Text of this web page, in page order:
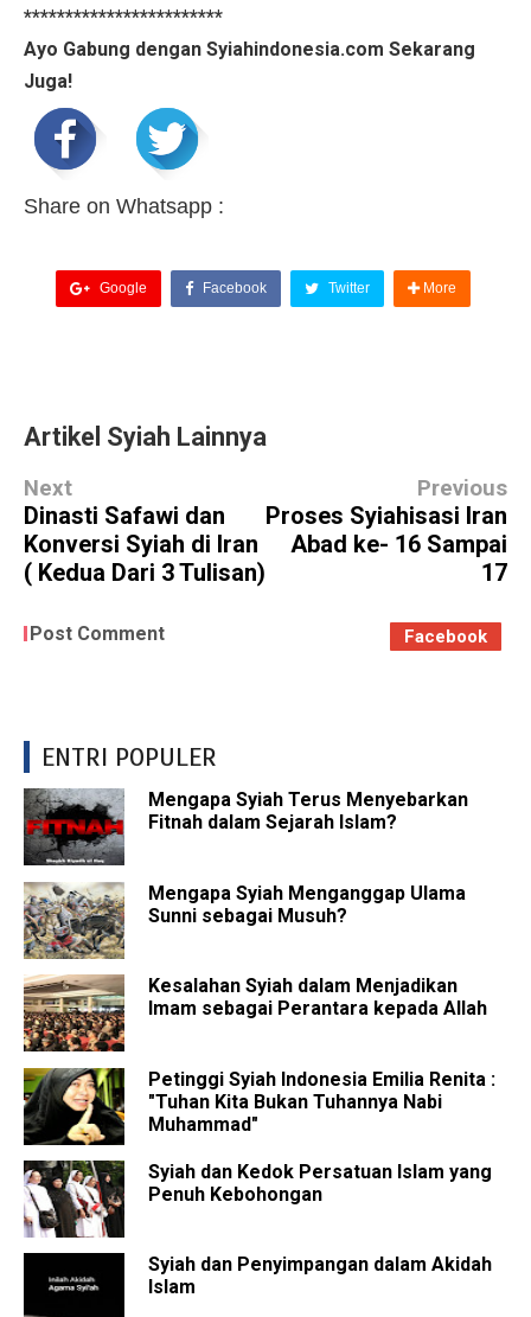
************************
Ayo Gabung dengan Syiahindonesia.com Sekarang
Juga!
Share on Whatsapp :
Google Facebook Twitter More
Artikel Syiah Lainnya
Next
Dinasti Safawi dan
Konversi Syiah di Iran
( Kedua Dari 3 Tulisan)
Previous
Proses Syiahisasi Iran
Abad ke- 16 Sampai
17
Post Comment Facebook
ENTRI POPULER
Mengapa Syiah Terus Menyebarkan
Fitnah dalam Sejarah Islam?
Mengapa Syiah Menganggap Ulama
Sunni sebagai Musuh?
Kesalahan Syiah dalam Menjadikan
Imam sebagai Perantara kepada Allah
Petinggi Syiah Indonesia Emilia Renita :
"Tuhan Kita Bukan Tuhannya Nabi
Muhammad"
Syiah dan Kedok Persatuan Islam yang
Penuh Kebohongan
Syiah dan Penyimpangan dalam Akidah
Islam